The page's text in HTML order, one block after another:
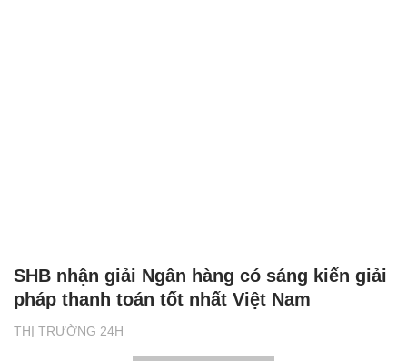
THỊ TRƯỜNG 24H
SHB nhận giải Ngân hàng có sáng kiến giải
pháp thanh toán tốt nhất Việt Nam